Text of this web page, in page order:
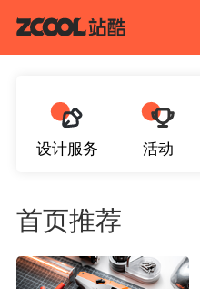
设计服务 活动
首页推荐